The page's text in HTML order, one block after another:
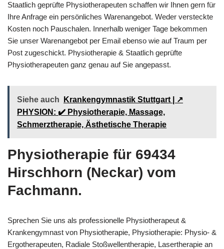
Staatlich geprüfte Physiotherapeuten schaffen wir Ihnen gern für
Ihre Anfrage ein persönliches Warenangebot. Weder versteckte
Kosten noch Pauschalen. Innerhalb weniger Tage bekommen
Sie unser Warenangebot per Email ebenso wie auf Traum per
Post zugeschickt. Physiotherapie & Staatlich geprüfte
Physiotherapeuten ganz genau auf Sie angepasst.
Siehe auch
Krankengymnastik Stuttgart | ↗️
PHYSION: ✔️ Physiotherapie, Massage,
Schmerztherapie, Ästhetische Therapie
Physiotherapie für 69434
Hirschhorn (Neckar) vom
Fachmann.
Sprechen Sie uns als professionelle Physiotherapeut &
Krankengymnast von Physiotherapie, Physiotherapie: Physio- &
Ergotherapeuten, Radiale Stoßwellentherapie, Lasertherapie an